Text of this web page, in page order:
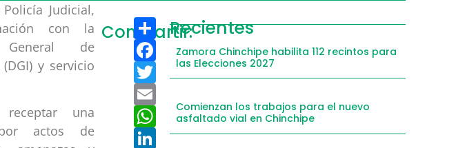
Policía Judicial,
con la
General de
y servicio
una
actos de
Compartir:
Compartir
Facebook
Twitter
WhatsApp
LinkedIn
Recientes
Zamora Chinchipe habilita 112 recintos para
las Elecciones 2027
Comienzan los trabajos para el nuevo
asfaltado vial en Chinchipe